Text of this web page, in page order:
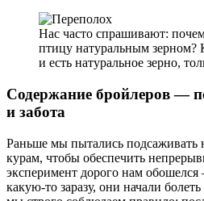
Нас часто спрашивают:
птицу натуральным
и есть натуральное зерно,
Содержание бройлеров —
и забота
Раньше мы пытались
курам, чтобы обеспечить
эксперимент дорого нам
какую-то заразу, они начали